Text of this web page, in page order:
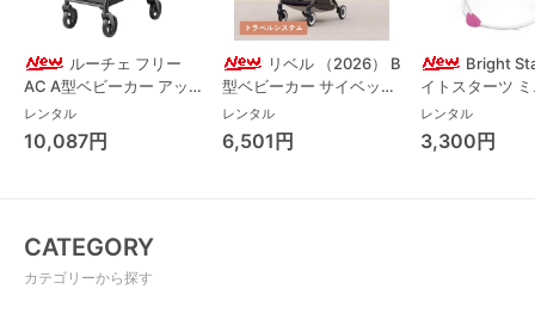
ルーチェ フリー
AC A型ベビーカー アッ
プリカ(Aprica) A型ベビ
ーカー アップリカ
(Aprica)
レンタル
10,087円
リベル （2026） B
型ベビーカー サイベック
ス(cybex)
レンタル
6,501円
Bright
イトスターツ
ス フォーエバ
レンド ジャン
パルー キッズ
レンタル
3,300円
CATEGORY
カテゴリーから探す